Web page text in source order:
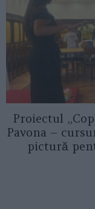
Proiectul
Pavona –
pictură